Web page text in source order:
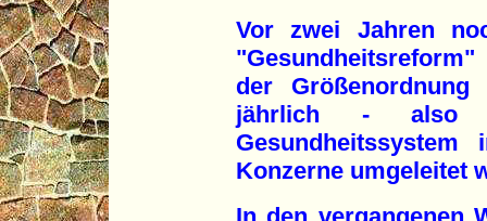
Vor zwei Jahren
der
jährlich - also
Konzerne umgeleitet